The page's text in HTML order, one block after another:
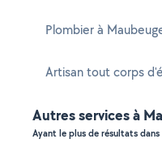
Plombier à
Artisan tout corps
Autres services à
Ayant le plus de résultats